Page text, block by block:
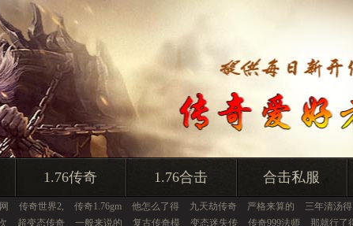
1.76传奇 1.76合击 合击私服
传奇世界2, 传奇1.76gm 他怎么了得 九天劫传奇 严格来算的 三年清汤得
超变态传奇 一般来说的 复古传奇模 变态迷失传 传奇999法师 那就行了